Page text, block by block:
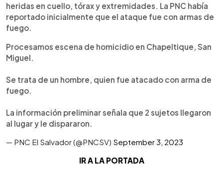
heridas en cuello, tórax y extremidades. La PNC había
reportado inicialmente que el ataque fue con armas de
fuego.
Procesamos escena de homicidio en Chapeltique, San
Miguel.
Se trata de un hombre, quien fue atacado con arma de
fuego.
La información preliminar señala que 2 sujetos llegaron
al lugar y le dispararon.
— PNC El Salvador (@PNCSV) September 3, 2023
IR A LA PORTADA